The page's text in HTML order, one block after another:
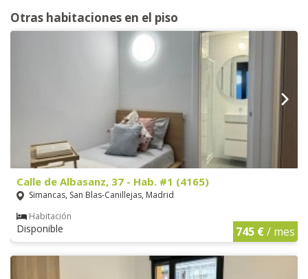
Otras habitaciones en el piso
Calle de Albasanz, 37 - Hab. #1 (4165)
Simancas, San Blas-Canillejas, Madrid
Habitación
Disponible 745 €/ mes